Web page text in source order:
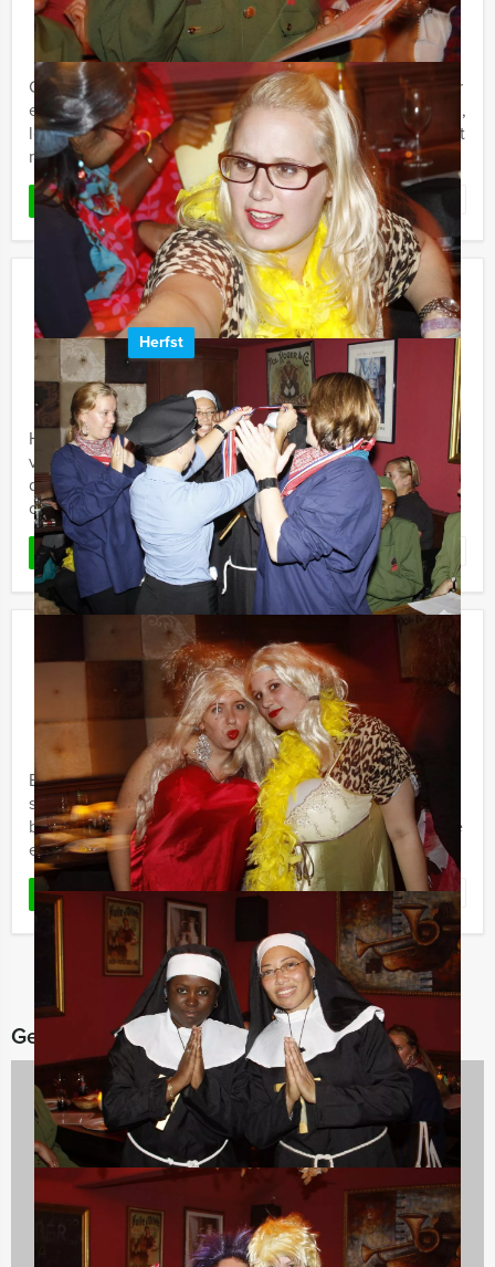
Vanaf 12 personen ‐ 4 uur en 30 minuten
Crazy Dinner Volendam, dat is Crazy88 spelen én lekker
eten, met Holland Tour Guides. Doorgedraaid, spannend,
lekker en komisch! Holland Tour Guides komt nu met het
meest ...
LEES MEER Favoriet
The Wedding Planner Tablet Game
Zwolle
Herfst
p.p. excl. BTW
Vanaf 10 personen ‐ 2 uur
Holland Tour Guides biedt nu het meest bijzondere
vrijgezellenuitje aan: The Wedding Planner! Het is de
dag voor het huwelijk en het blijkt dat de
ceremoniemeester er een ...
LEES MEER Favoriet
Flikken Breda
Vanaf€ 22,50 p.p. excl. BTW
Vanaf 12 personen ‐ 2 uur en 30 minuten
Bij Holland Tour Guides kan je nu één van de
spannendste en meest verrassende groepsuitjes of
bedrijfsuitjes organiseren. Er is een gruwelijke, lugubere
en zeer sinistere ...
LEES MEER Favoriet
Gerelateerde categorieën
Vrijgezellenfeest vrouwen
555 uitjes